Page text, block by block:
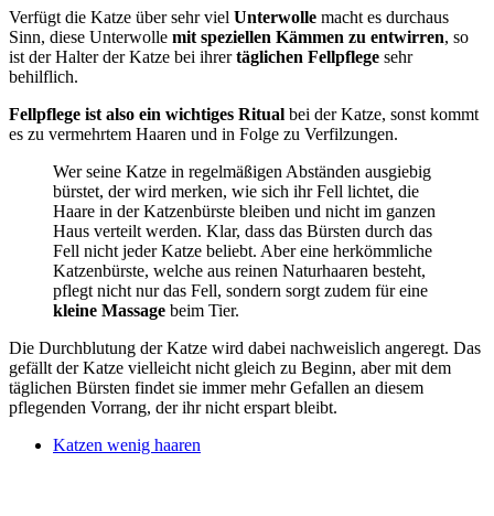
Verfügt die Katze über sehr viel Unterwolle macht es durchaus
Sinn, diese Unterwolle mit speziellen Kämmen zu entwirren, so
ist der Halter der Katze bei ihrertäglichen Fellpflege sehr
behilflich.
Fellpflege ist also ein wichtiges Ritual bei der Katze, sonst kommt
es zu vermehrtem Haaren und in Folge zu Verfilzungen.
Wer seine Katze in regelmäßigen Abständen ausgiebig
bürstet, der wird merken, wie sich ihr Fell lichtet, die
Haare in der Katzenbürste bleiben und nicht im ganzen
Haus verteilt werden. Klar, dass das Bürsten durch das
Fell nicht jeder Katze beliebt. Aber eine herkömmliche
Katzenbürste, welche aus reinen Naturhaaren besteht,
pflegt nicht nur das Fell, sondern sorgt zudem für eine
kleine Massage beim Tier.
Die Durchblutung der Katze wird dabei nachweislich angeregt. Das
gefällt der Katze vielleicht nicht gleich zu Beginn, aber mit dem
täglichen Bürsten findet sie immer mehr Gefallen an diesem
pflegenden Vorrang, der ihr nicht erspart bleibt.
Katzen wenig haaren